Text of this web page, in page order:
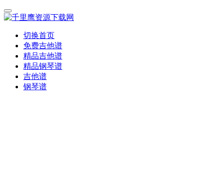
切换首页
免费吉他谱
精品吉他谱
精品钢琴谱
吉他谱
钢琴谱